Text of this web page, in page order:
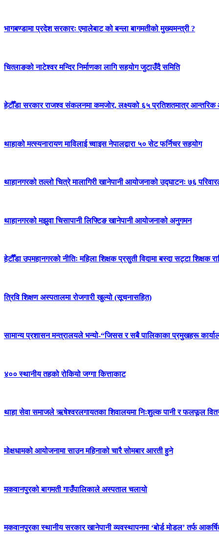
भागबण्डामा प्रदेश सरकारः एमालेबाट को बन्ला बागमतीको मुख्यमन्त्री ?
चित्लाङको नाटेश्वर मन्दिर निर्माणका लागि सहयोग जुटाउँदै समिति
हेटौँडा सरकार राजश्व संकलनमा कमजोर, लक्ष्यको ६५ प्रतिशतमात्र
थाहाको मत्स्यनारायण माविलाई च्वाइस नेपालद्वारा ५० सेट फर्निचर सहयोग
थाहानगरको तल्लो चित्रे मालागिरी खानेपानी आयोजनाको उद्घाटनः ७६
थाहानगरको मझुवा चिसापानी लिफ्टिङ खानेपानी आयोजनाको अनुगमन
हेटौँडा उपमहानगरको नीतिः महिला शिक्षक प्रसुती विदामा बस्दा सट्टा शिक्षक
त्रिवि शिक्षण अस्पतालमा रोजगारी खुल्यो (सूचनासहित)
सामान्य प्रशासन मन्त्रालयले भन्यो-“जिसस र सबै पालिकाका प्रमुखहरू
४०० स्थानीय तहको रोकियो जग्गा कित्ताकाट
थाहा सेवा समाजले ऋषेश्वरलगायतका शिवालयमा निःशुल्क पानी र फलफूल
मोक्षधामको आयोजनामा साउन महिनाको चारै सोमबार आरती हुने
मकवानपुरको बागमती गाउँपालिकाले अस्पताल चलायो
मकवानपुरका स्थानीय सरकार खानेपानी व्यवस्थापनमा ‘बोर्ड मोडल’ तर्फ